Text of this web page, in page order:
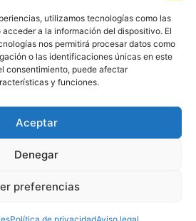
utilizamos tecnologías como las
a la información del dispositivo. El
nos permitirá procesar datos como
o las identificaciones únicas en este
consentimiento, puede afectar
y funciones.
Aceptar
Denegar
preferencias
data was found
+34 93 238 68 68
Dónde estamos:
C/ Francisco Giner,
08012 Barcelona